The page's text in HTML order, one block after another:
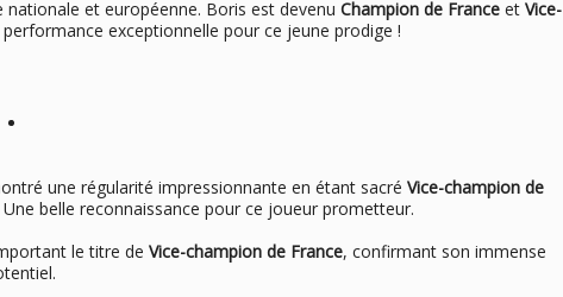
et européenne. Boris est devenu Champion de Franceet Vice-
performance exceptionnelle pour ce jeune prodige !
une régularité impressionnante en étant sacré Vice-champion de
Une belle reconnaissance pour ce joueur prometteur.
le titre de Vice-champion de France, confirmant son immense